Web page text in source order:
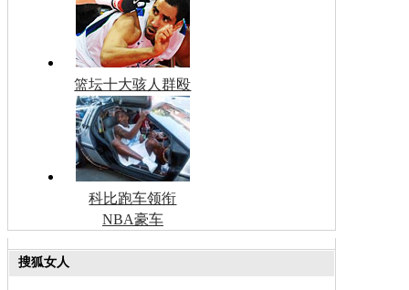
篮坛十大骇人群殴
科比跑车领衔
NBA豪车
搜狐女人